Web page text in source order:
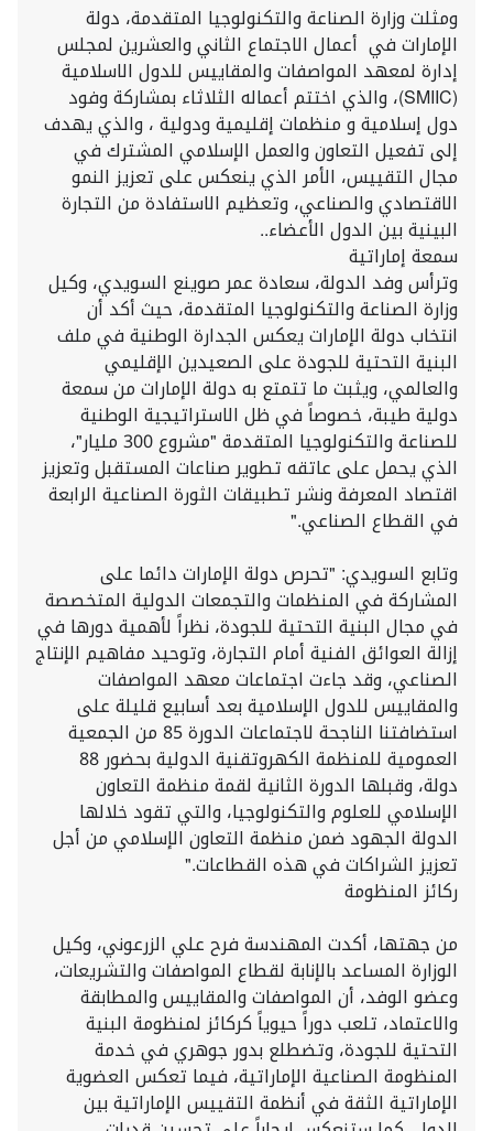
ومثلت وزارة الصناعة والتكنولوجيا المتقدمة، دولة
الإمارات في أعمال الاجتماع الثاني والعشرين لمجلس
إدارة لمعهد المواصفات والمقاييس للدول الاسلامية
(SMIIC)، والذي اختتم أعماله الثلاثاء بمشاركة وفود
دول إسلامية و منظمات إقليمية ودولية ، والذي يهدف
إلى تفعيل التعاون والعمل الإسلامي المشترك في
مجال التقييس، الأمر الذي ينعكس على تعزيز النمو
الاقتصادي والصناعي، وتعظيم الاستفادة من التجارة
البينية بين الدول الأعضاء..
سمعة إماراتية
وترأس وفد الدولة، سعادة عمر صوينع السويدي، وكيل
وزارة الصناعة والتكنولوجيا المتقدمة، حيث أكد أن
انتخاب دولة الإمارات يعكس الجدارة الوطنية في ملف
البنية التحتية للجودة على الصعيدين الإقليمي
والعالمي، ويثبت ما تتمتع به دولة الإمارات من سمعة
دولية طيبة، خصوصاً في ظل الاستراتيجية الوطنية
للصناعة والتكنولوجيا المتقدمة "مشروع 300 مليار"،
الذي يحمل على عاتقه تطوير صناعات المستقبل وتعزيز
اقتصاد المعرفة ونشر تطبيقات الثورة الصناعية الرابعة
في القطاع الصناعي."
وتابع السويدي: "تحرص دولة الإمارات دائما على
المشاركة في المنظمات والتجمعات الدولية المتخصصة
في مجال البنية التحتية للجودة، نظراً لأهمية دورها في
إزالة العوائق الفنية أمام التجارة، وتوحيد مفاهيم الإنتاج
الصناعي، وقد جاءت اجتماعات معهد المواصفات
والمقاييس للدول الإسلامية بعد أسابيع قليلة على
استضافتنا الناجحة لاجتماعات الدورة 85 من الجمعية
العمومية للمنظمة الكهروتقنية الدولية بحضور 88
دولة، وقبلها الدورة الثانية لقمة منظمة التعاون
الإسلامي للعلوم والتكنولوجيا، والتي تقود خلالها
الدولة الجهود ضمن منظمة التعاون الإسلامي من أجل
تعزيز الشراكات في هذه القطاعات."
ركائز المنظومة
من جهتها، أكدت المهندسة فرح علي الزرعوني، وكيل
الوزارة المساعد بالإنابة لقطاع المواصفات والتشريعات،
وعضو الوفد، أن المواصفات والمقاييس والمطابقة
والاعتماد، تلعب دوراً حيوياً كركائز لمنظومة البنية
التحتية للجودة، وتضطلع بدور جوهري في خدمة
المنظومة الصناعية الإماراتية، فيما تعكس العضوية
الإماراتية الثقة في أنظمة التقييس الإماراتية بين